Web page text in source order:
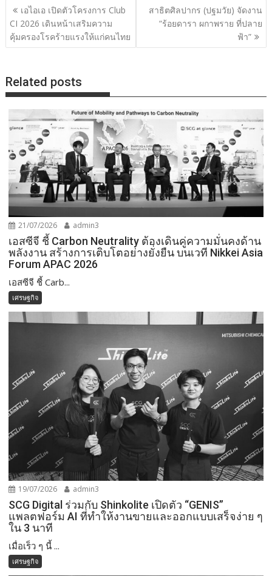
แนะแนว
เรื่อง
เอไอเอ เปิดตัวโครงการ Club
CI 2026 เดินหน้าเสริมความ
คุ้มครองโรคร้ายแรงให้แก่คนไทย
สาธิตศิลปากร (ปฐมวัย) จัดงาน
“ร้อยดารา ผกาพราย ที่ปลาย
ฟ้า”
Related posts
21/07/2026 admin3
เอสซีจี ชี้ Carbon Neutrality ต้องเดินคู่ความมั่นคงด้าน
พลังงาน สร้างการเติบโตอย่างยั่งยืน บนเวที Nikkei Asia
Forum APAC 2026
เอสซีจี ชี้ Carb...
เศรษฐกิจ
19/07/2026 admin3
SCG Digital ร่วมกับ Shinkolite เปิดตัว “GENIS”
แพลตฟอร์ม AI ที่ทำให้งานขายและออกแบบเสร็จง่าย ๆ
ใน 3 นาที
เมื่อเร็ว ๆ นี้ ...
เศรษฐกิจ